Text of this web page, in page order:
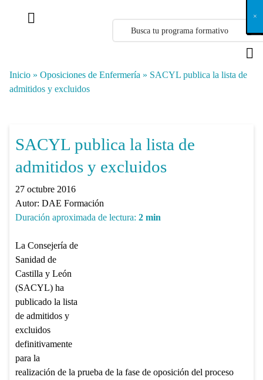
Inicio » Oposiciones de Enfermería » SACYL publica la lista de
admitidos y excluidos
SACYL publica la lista de
admitidos y excluidos
27 octubre 2016
Autor: DAE Formación
Duración aproximada de lectura: 2 min
La Consejería de
Sanidad de
Castilla y León
(SACYL) ha
publicado la lista
de admitidos y
excluidos
definitivamente
para la
realización de la prueba de la fase de oposición del proceso
X
×
×
×
×
×
×
×
×
×
×
×
×
×
×
×
×
×
×
×
×
×
×
×
×
×
×
×
×
×
×
×
×
×
×
×
×
×
×
×
×
×
×
×
×
×
×
×
×
×
×
×
×
×
×
×
×
×
×
×
×
×
×
×
×
×
×
×
×
×
×
×
×
×
×
×
×
×
×
×
×
×
×
×
×
×
×
×
×
×
×
×
×
×
×
×
×
×
×
×
×
×
×
×
×
×
×
×
×
×
×
×
×
×
×
×
×
×
×
×
×
×
×
×
×
×
×
×
×
×
×
×
×
×
×
×
×
×
×
×
×
×
×
×
×
×
×
×
×
×
×
×
×
×
×
×
×
×
×
×
×
×
×
×
×
×
×
×
×
×
×
×
×
×
×
×
×
×
×
×
×
×
×
×
×
×
×
×
×
×
×
×
×
×
×
×
×
×
×
×
×
×
×
×
×
×
×
×
×
×
×
×
×
×
×
×
×